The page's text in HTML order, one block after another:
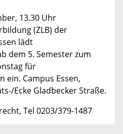
13.30 Uhr
(ZLB) der
lädt
dem 5. Semester zum
für
ein. Campus Essen,
Ecke Gladbecker Straße.
Tel 0203/379-1487